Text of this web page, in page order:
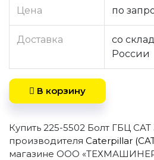
Цена по
Доставка
со
России
В корзину
Купить 225-5502 Болт ГБЦ CAT
производителя Caterpillar
магазине ООО